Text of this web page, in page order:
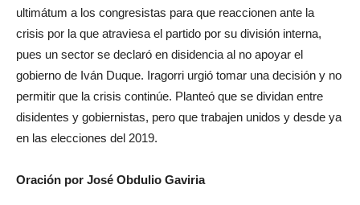
ultimátum a los congresistas para que reaccionen ante la
crisis por la que atraviesa el partido por su división interna,
pues un sector se declaró en disidencia al no apoyar el
gobierno de Iván Duque. Iragorri urgió tomar una decisión y no
permitir que la crisis continúe. Planteó que se dividan entre
disidentes y gobiernistas, pero que trabajen unidos y desde ya
en las elecciones del 2019.
Oración por José Obdulio Gaviria